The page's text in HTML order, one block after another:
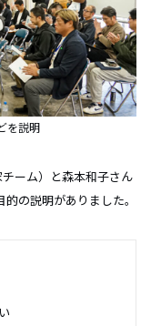
を説明
ーム）と森本和子さん
の説明がありました。